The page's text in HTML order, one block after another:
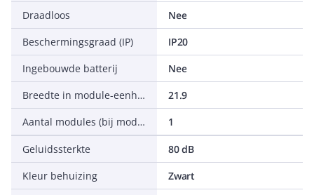
Draadloos
Nee
Beschermingsgraad (IP)
IP20
Ingebouwde batterij
Nee
Breedte in module-eenheden
21.9
Aantal modules (bij modulair systeem)
1
Geluidssterkte
80 dB
Kleur behuizing
Zwart